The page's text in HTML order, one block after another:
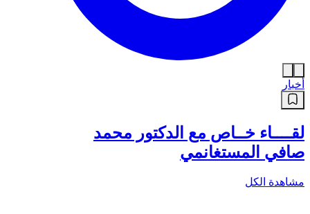
أخبار
لقــــاء خــاص مع الدكتور محمد
صافي المستغانمي
مشاهدة الكل